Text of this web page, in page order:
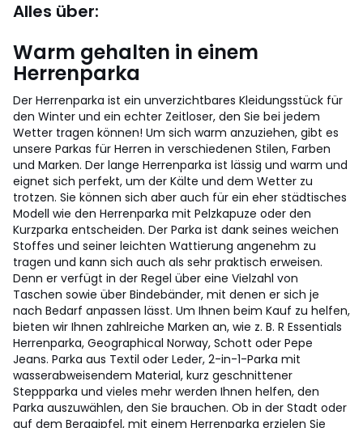
Alles über:
Warm gehalten in einem
Herrenparka
Der Herrenparka ist ein unverzichtbares Kleidungsstück für
den Winter und ein echter Zeitloser, den Sie bei jedem
Wetter tragen können! Um sich warm anzuziehen, gibt es
unsere Parkas für Herren in verschiedenen Stilen, Farben
und Marken. Der lange Herrenparka ist lässig und warm und
eignet sich perfekt, um der Kälte und dem Wetter zu
trotzen. Sie können sich aber auch für ein eher städtisches
Modell wie den Herrenparka mit Pelzkapuze oder den
Kurzparka entscheiden. Der Parka ist dank seines weichen
Stoffes und seiner leichten Wattierung angenehm zu
tragen und kann sich auch als sehr praktisch erweisen.
Denn er verfügt in der Regel über eine Vielzahl von
Taschen sowie über Bindebänder, mit denen er sich je
nach Bedarf anpassen lässt. Um Ihnen beim Kauf zu helfen,
bieten wir Ihnen zahlreiche Marken an, wie z. B. R Essentials
Herrenparka, Geographical Norway, Schott oder Pepe
Jeans. Parka aus Textil oder Leder, 2-in-1-Parka mit
wasserabweisendem Material, kurz geschnittener
Steppparka und vieles mehr werden Ihnen helfen, den
Parka auszuwählen, den Sie brauchen. Ob in der Stadt oder
auf dem Berggipfel, mit einem Herrenparka erzielen Sie